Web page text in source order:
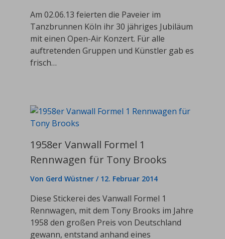
Am 02.06.13 feierten die Paveier im
Tanzbrunnen Köln ihr 30 jähriges Jubiläum
mit einen Open-Air Konzert. Für alle
auftretenden Gruppen und Künstler gab es
frisch…
1958er Vanwall Formel 1
Rennwagen für Tony Brooks
Von Gerd Wüstner / 12. Februar 2014
Diese Stickerei des Vanwall Formel 1
Rennwagen, mit dem Tony Brooks im Jahre
1958 den großen Preis von Deutschland
gewann, entstand anhand eines